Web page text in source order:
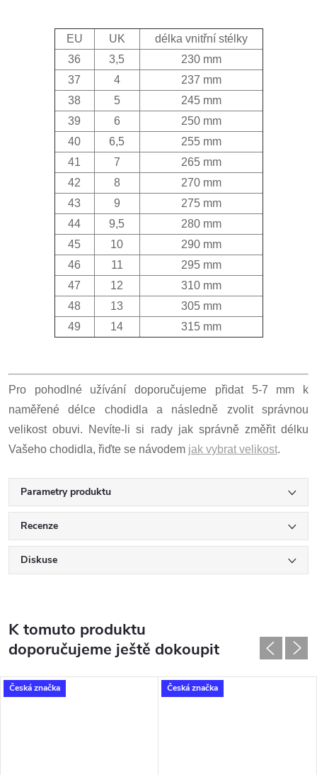
EU UK
délka vnitřní stélky
36
3,5
230 mm
37
4
237 mm
38
5
245 mm
39
6
250 mm
40
6,5
255 mm
41
7
265 mm
42
8
270 mm
43
9
275 mm
44
9,5
280 mm
45
10
290 mm
46
11
295 mm
47
12
310 mm
48
13
305 mm
49
14 315 mm
Pro pohodlné užívání doporučujeme přidat 5-7 mm k
naměřené délce chodidla a následně zvolit správnou
velikost obuvi. Nevíte-li si rady jak správně změřit délku
Vašeho chodidla, řiďte se návodem jak vybrat velikost.
Parametry produktu
Recenze
Diskuse
K tomuto produktu
doporučujeme ještě dokoupit
Česká značka Česká značka